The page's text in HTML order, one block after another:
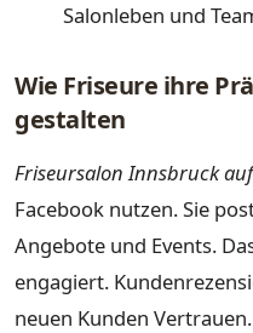
Salonleben und
Wie Friseure ihre
gestalten
Friseursalon Innsbruck
Facebook nutzen. Sie
Angebote und Events.
engagiert.
neuen Kunden Vertrauen.